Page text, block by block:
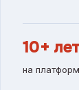
10+
на